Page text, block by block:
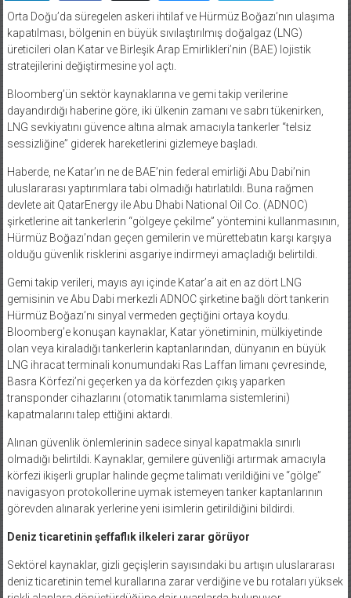
Orta Doğu’da süregelen askeri ihtilaf ve Hürmüz Boğazı’nın ulaşıma
kapatılması, bölgenin en büyük sıvılaştırılmış doğalgaz (LNG)
üreticileri olan Katar ve Birleşik Arap Emirlikleri’nin (BAE) lojistik
stratejilerini değiştirmesine yol açtı.
Bloomberg’ün sektör kaynaklarına ve gemi takip verilerine
dayandırdığı haberine göre, iki ülkenin zamanı ve sabrı tükenirken,
LNG sevkiyatını güvence altına almak amacıyla tankerler “telsiz
sessizliğine” giderek hareketlerini gizlemeye başladı.
Haberde, ne Katar’ın ne de BAE’nin federal emirliği Abu Dabi’nin
uluslararası yaptırımlara tabi olmadığı hatırlatıldı. Buna rağmen
devlete ait QatarEnergy ile Abu Dhabi National Oil Co. (ADNOC)
şirketlerine ait tankerlerin “gölgeye çekilme” yöntemini kullanmasının,
Hürmüz Boğazı’ndan geçen gemilerin ve mürettebatın karşı karşıya
olduğu güvenlik risklerini asgariye indirmeyi amaçladığı belirtildi.
Gemi takip verileri, mayıs ayı içinde Katar’a ait en az dört LNG
gemisinin ve Abu Dabi merkezli ADNOC şirketine bağlı dört tankerin
Hürmüz Boğazı’nı sinyal vermeden geçtiğini ortaya koydu.
Bloomberg’e konuşan kaynaklar, Katar yönetiminin, mülkiyetinde
olan veya kiraladığı tankerlerin kaptanlarından, dünyanın en büyük
LNG ihracat terminali konumundaki Ras Laffan limanı çevresinde,
Basra Körfezi’ni geçerken ya da körfezden çıkış yaparken
transponder cihazlarını (otomatik tanımlama sistemlerini)
kapatmalarını talep ettiğini aktardı.
Alınan güvenlik önlemlerinin sadece sinyal kapatmakla sınırlı
olmadığı belirtildi. Kaynaklar, gemilere güvenliği artırmak amacıyla
körfezi ikişerli gruplar halinde geçme talimatı verildiğini ve “gölge”
navigasyon protokollerine uymak istemeyen tanker kaptanlarının
görevden alınarak yerlerine yeni isimlerin getirildiğini bildirdi.
Deniz ticaretinin şeffaflık ilkeleri zarar görüyor
Sektörel kaynaklar, gizli geçişlerin sayısındaki bu artışın uluslararası
deniz ticaretinin temel kurallarına zarar verdiğine ve bu rotaları yüksek